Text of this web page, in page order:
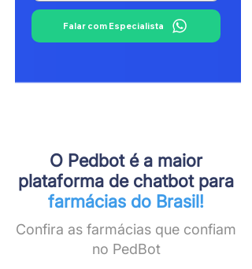
Falar com Especialista
O Pedbot é a maior
plataforma de chatbot para
farmácias do Brasil!
Confira as farmácias que confiam
no PedBot